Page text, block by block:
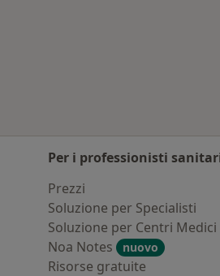
Per i professionisti
Prezzi
Soluzione per Specialisti
Soluzione per Centri Medici
Noa Notes
nuovo
Risorse gratuite